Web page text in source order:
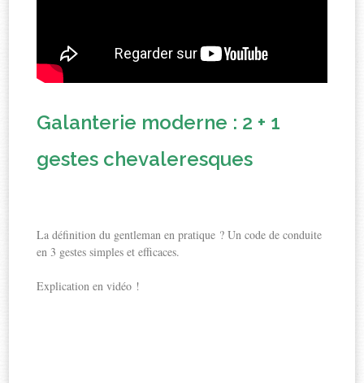
Galanterie moderne : 2 + 1
gestes chevaleresques
La définition du gentleman en pratique ? Un code de conduite
en 3 gestes simples et efficaces.
Explication en vidéo !